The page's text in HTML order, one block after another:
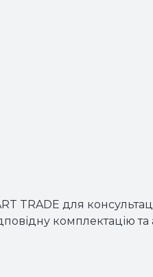
для
комплектацію та